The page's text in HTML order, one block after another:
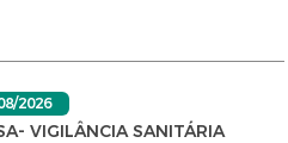
2026
VIGILÂNCIA SANITÁRIA